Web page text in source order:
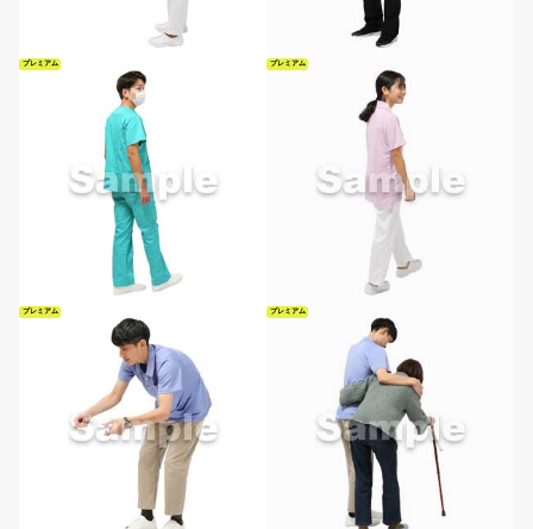
プレミアム プレミアム
プレミアム プレミアム